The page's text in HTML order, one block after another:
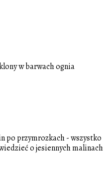
w barwach ognia
po przymrozkach - wszystko
o jesiennych malinach